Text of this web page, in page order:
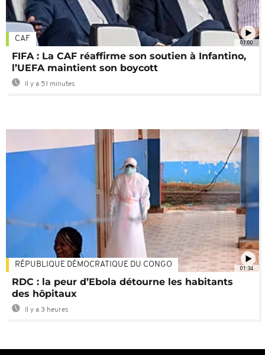
01:00
CAF
FIFA : La CAF réaffirme son soutien à Infantino,
l’UEFA maintient son boycott
Il y a 51 minutes
01:34
RÉPUBLIQUE DÉMOCRATIQUE DU CONGO
RDC : la peur d’Ebola détourne les habitants
des hôpitaux
Il y a 3 heures